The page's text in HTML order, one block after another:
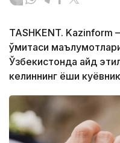
TASHKENT. Kazinform
қўмитаси
Ўзбекистонда қайд
келиннинг ёши